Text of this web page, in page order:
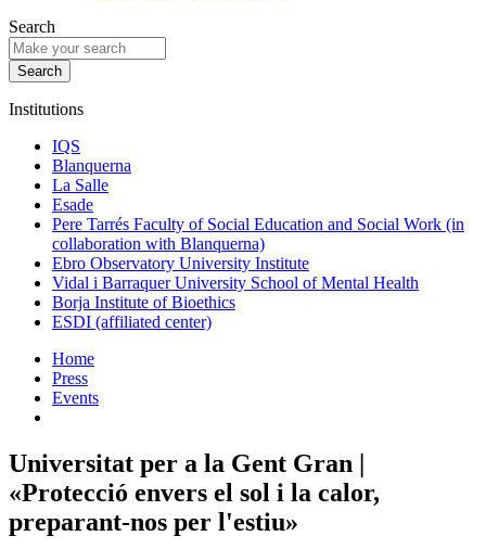
Search
Institutions
IQS
Blanquerna
La Salle
Esade
Pere Tarrés Faculty of Social Education and Social Work (in
collaboration with Blanquerna)
Ebro Observatory University Institute
Vidal i Barraquer University School of Mental Health
Borja Institute of Bioethics
ESDI (affiliated center)
Home
Press
Events
Universitat per a la Gent Gran |
«Protecció envers el sol i la calor,
preparant-nos per l'estiu»